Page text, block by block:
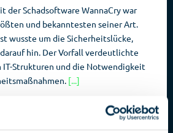
der Schadsoftware WannaCry war
und bekanntesten seiner Art.
wusste um die Sicherheitslücke,
hin. Der Vorfall verdeutlichte
Strukturen und die Notwendigkeit
[...]